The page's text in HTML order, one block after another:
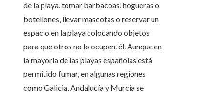
de la playa, tomar barbacoas, hogueras o
botellones, llevar mascotas o reservar un
espacio en la playa colocando objetos
para que otros no lo ocupen. él. Aunque en
la mayoría de las playas españolas está
permitido fumar, en algunas regiones
como Galicia, Andalucía y Murcia se